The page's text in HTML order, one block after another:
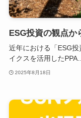
ESG投資の観点か
近年における「ESG
イクスを活用したPPA…
2025年8月18日